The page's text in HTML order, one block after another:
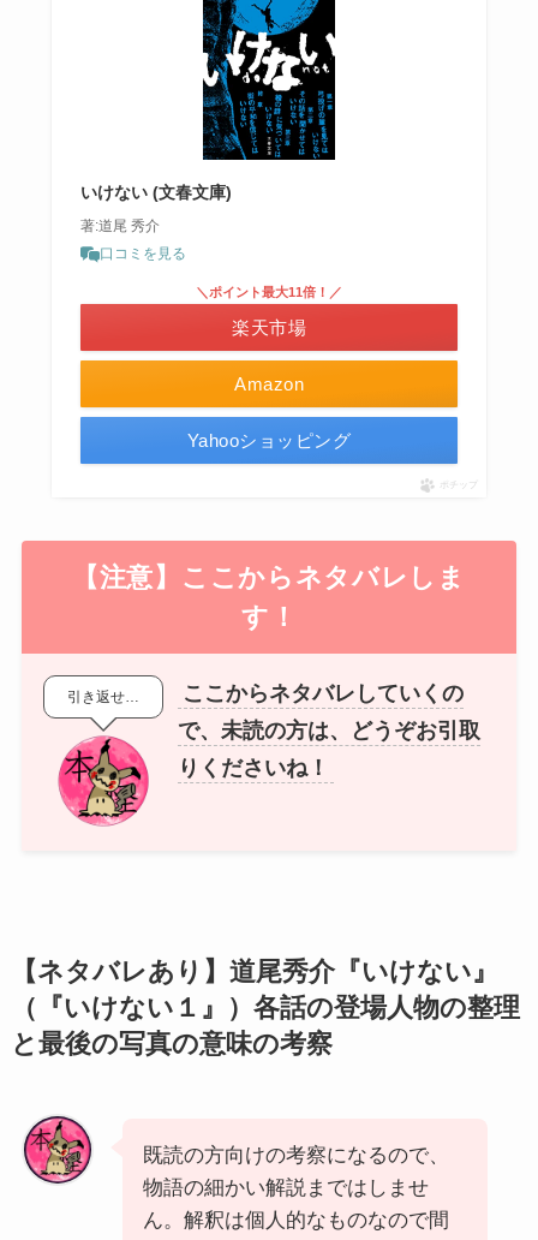
いけない (文春文庫)
著:道尾 秀介
口コミを見る
Amazon
＼ポイント最大11倍！／
楽天市場
Yahooショッピング
ポチップ
【注意】ここからネタバレしま
す ！
ここからネタバレしていくの
で、未読の方は、どうぞお引取
りくださいね！
引き返せ…
【ネタバレあり】道尾秀介『いけない』
（『いけない１』）各話の登場人物の整理
と最後の写真の意味の考察
既読の方向けの考察になるので、
物語の細かい解説まではしませ
ん。解釈は個人的なものなので間